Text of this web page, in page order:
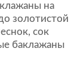
на
золотистой
сок
баклажаны